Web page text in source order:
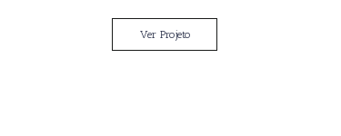
Ver Projeto